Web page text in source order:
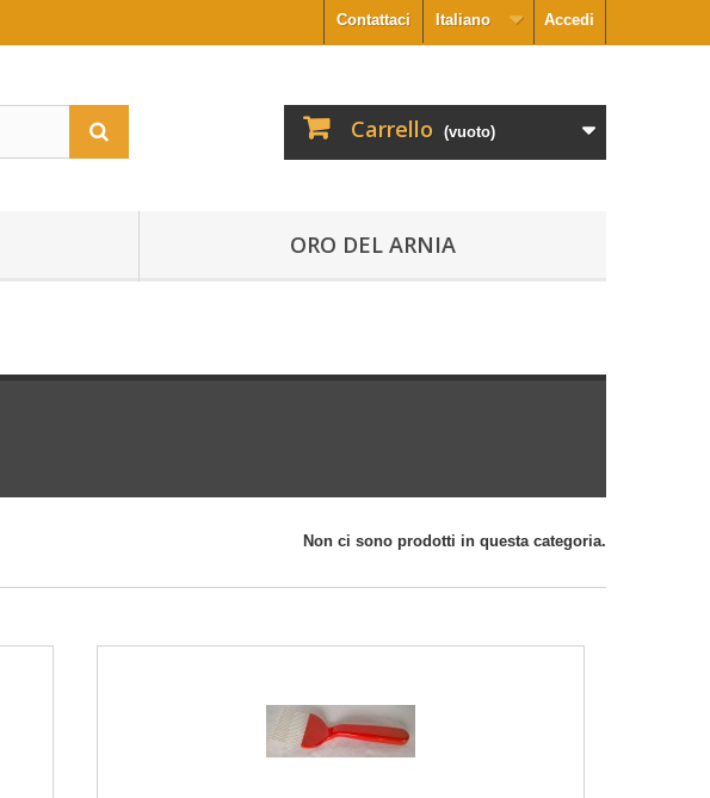
Accedi
Italiano
Contattaci
Carrello (vuoto)
ORO DEL ARNIA
Non ci sono prodotti in questa categoria.